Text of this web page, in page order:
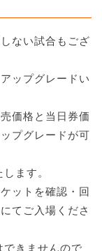
ない試合もござ
ップグレードい
価格と当日券価
プグレードが可
ます。
ットを確認・回
てご入場くださ
できませんので